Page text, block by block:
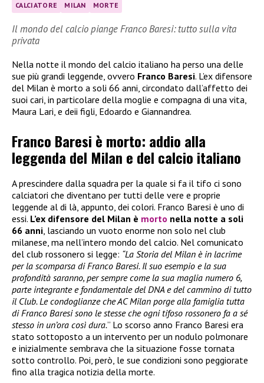
CALCIATORE MILAN MORTE
Il mondo del calcio piange Franco Baresi: tutto sulla vita
privata
Nella notte il mondo del calcio italiano ha perso una delle
sue più grandi leggende, ovvero Franco Baresi. L’ex difensore
del Milan è morto a soli 66 anni, circondato dall’affetto dei
suoi cari, in particolare della moglie e compagna di una vita,
Maura Lari, e deii figli, Edoardo e Giannandrea.
Franco Baresi è morto: addio alla
leggenda del Milan e del calcio italiano
A prescindere dalla squadra per la quale si fa il tifo ci sono
calciatori che diventano per tutti delle vere e proprie
leggende al di là, appunto, dei colori. Franco Baresi è uno di
essi. L’ex difensore del Milan è morto nella notte a soli
66 anni, lasciando un vuoto enorme non solo nel club
milanese, ma nell’intero mondo del calcio. Nel comunicato
del club rossonero si legge: “La Storia del Milan è in lacrime
per la scomparsa di Franco Baresi. Il suo esempio e la sua
profondità saranno, per sempre come la sua maglia numero 6,
parte integrante e fondamentale del DNA e del cammino di tutto
il Club. Le condoglianze che AC Milan porge alla famiglia tutta
di Franco Baresi sono le stesse che ogni tifoso rossonero fa a sé
stesso in un’ora così dura.” Lo scorso anno Franco Baresi era
stato sottoposto a un intervento per un nodulo polmonare
e inizialmente sembrava che la situazione fosse tornata
sotto controllo. Poi, però, le sue condizioni sono peggiorate
fino alla tragica notizia della morte.